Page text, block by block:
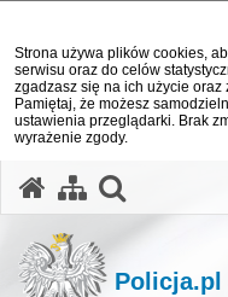
Strona używa plików cookies,
serwisu oraz do celów
zgadzasz się na ich użycie
Pamiętaj, że możesz
ustawienia przeglądarki. Brak
wyrażenie zgody.
Policja.pl